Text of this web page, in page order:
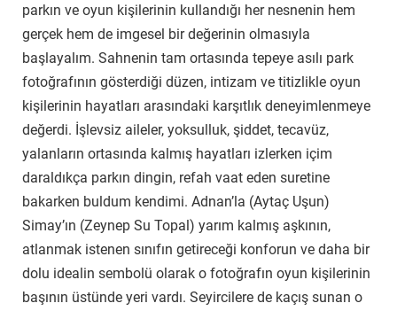
parkın ve oyun kişilerinin kullandığı her nesnenin hem
gerçek hem de imgesel bir değerinin olmasıyla
başlayalım. Sahnenin tam ortasında tepeye asılı park
fotoğrafının gösterdiği düzen, intizam ve titizlikle oyun
kişilerinin hayatları arasındaki karşıtlık deneyimlenmeye
değerdi. İşlevsiz aileler, yoksulluk, şiddet, tecavüz,
yalanların ortasında kalmış hayatları izlerken içim
daraldıkça parkın dingin, refah vaat eden suretine
bakarken buldum kendimi. Adnan’la (Aytaç Uşun)
Simay’ın (Zeynep Su Topal) yarım kalmış aşkının,
atlanmak istenen sınıfın getireceği konforun ve daha bir
dolu idealin sembolü olarak o fotoğrafın oyun kişilerinin
başının üstünde yeri vardı. Seyircilere de kaçış sunan o